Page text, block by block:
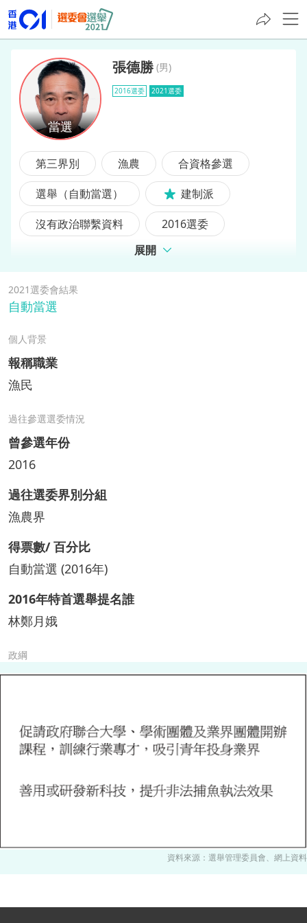
張德勝
張德勝 (男)
2016選委 2021選委
第三界別 漁農
合資格參選
選舉（自動當選）
建制派
沒有政治聯繫資料
2016選委
展開
2021選委會結果
自動當選
個人背景
報稱職業
漁民
過往參選選委情況
曾參選年份
2016
過往選委界別分組
漁農界
得票數/ 百分比
自動當選 (2016年)
2016年特首選舉提名誰
林鄭月娥
政綱
資料來源：選舉管理委員會、網上資料